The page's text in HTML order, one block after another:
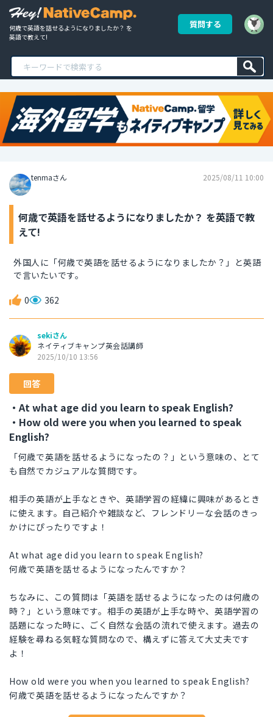
何歳で英語を話せるようになりましたか？ を
英語で教えて!
質問する
tenmaさん 2025/08/11 10:00
何歳で英語を話せるようになりましたか？ を英語で教
えて!
外国人に「何歳で英語を話せるようになりましたか？」と英語
で言いたいです。
0 362
sekiさん
ネイティブキャンプ英会話講師
2025/10/10 13:56
回答
・At what age did you learn to speak English?
・How old were you when you learned to speak
English?
「何歳で英語を話せるようになったの？」という意味の、とて
も自然でカジュアルな質問です。
相手の英語が上手なときや、英語学習の経緯に興味があるとき
に使えます。自己紹介や雑談など、フレンドリーな会話のきっ
かけにぴったりですよ！
At what age did you learn to speak English?
何歳で英語を話せるようになったんですか？
ちなみに、この質問は「英語を話せるようになったのは何歳の
時？」という意味です。相手の英語が上手な時や、英語学習の
話題になった時に、ごく自然な会話の流れで使えます。過去の
経験を尋ねる気軽な質問なので、構えずに答えて大丈夫です
よ！
How old were you when you learned to speak English?
何歳で英語を話せるようになったんですか？